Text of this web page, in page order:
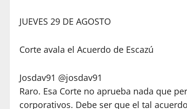
JUEVES 29 DE AGOSTO
Corte avala el Acuerdo de Escazú
Josdav91 @josdav91
Raro. Esa Corte no aprueba nada que
corporativos. Debe ser que el tal